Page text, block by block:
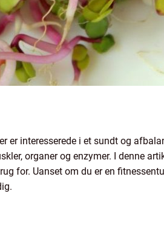
er interesserede i et sundt og
organer og enzymer. I denne
for. Uanset om du er en